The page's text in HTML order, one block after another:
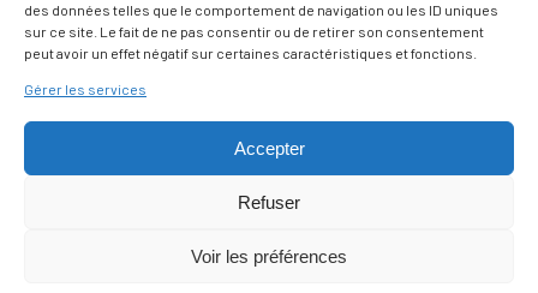
des données telles que le comportement de navigation ou les ID uniques
sur ce site. Le fait de ne pas consentir ou de retirer son consentement
peut avoir un effet négatif sur certaines caractéristiques et fonctions.
Gérer les services
Accepter
Refuser
Voir les préférences
SUIVEZ-NOUS
SUR LES RÉSEAUX
Ce site est protégé par reCAPTCHA et lapolitique de vie privée
service Google s'appliquent.